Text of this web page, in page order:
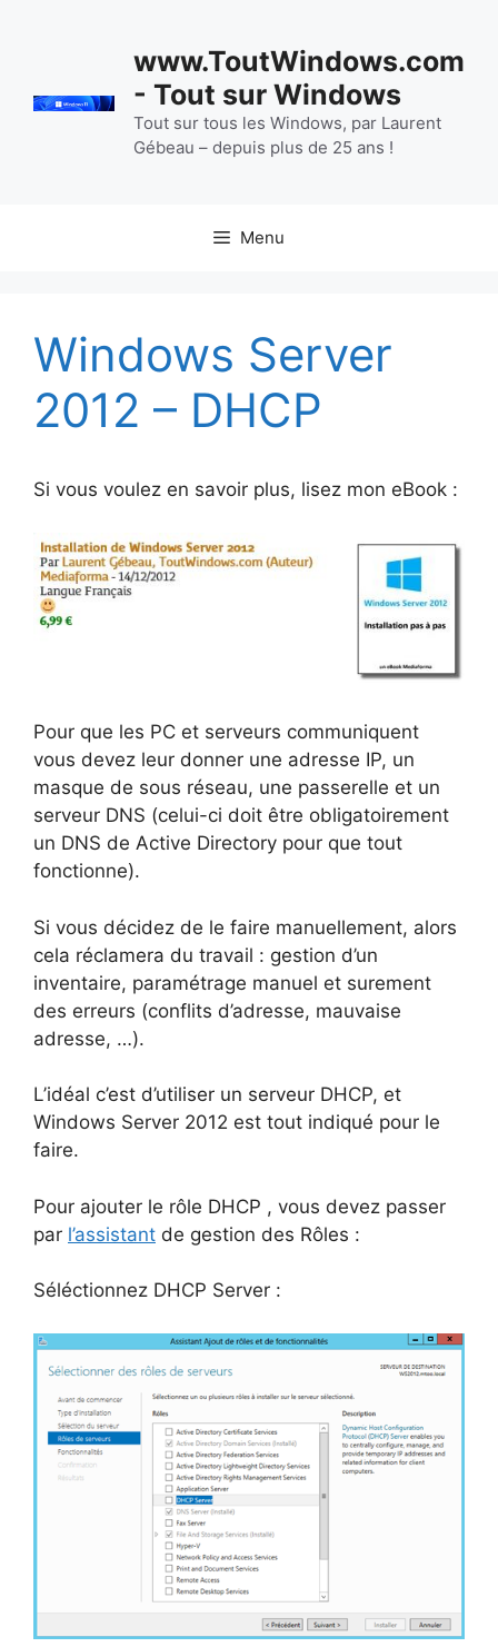
www.ToutWindows.com
- Tout sur Windows
Tout sur tous les Windows, par Laurent
Gébeau – depuis plus de 25 ans !
Menu
Windows Server
2012 – DHCP
Si vous voulez en savoir plus, lisez mon eBook :
Pour que les PC et serveurs communiquent
vous devez leur donner une adresse IP, un
masque de sous réseau, une passerelle et un
serveur DNS (celui-ci doit être obligatoirement
un DNS de Active Directory pour que tout
fonctionne).
Si vous décidez de le faire manuellement, alors
cela réclamera du travail : gestion d’un
inventaire, paramétrage manuel et surement
des erreurs (conflits d’adresse, mauvaise
adresse, …).
L’idéal c’est d’utiliser un serveur DHCP, et
Windows Server 2012 est tout indiqué pour le
faire.
Pour ajouter le rôle DHCP , vous devez passer
par l’assistant de gestion des Rôles :
Séléctionnez DHCP Server :